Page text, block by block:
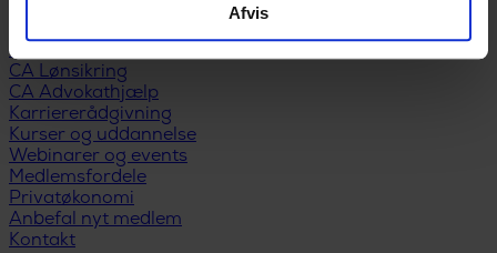
Afvis
Medlemstilbud
CA Lønsikring
CA Advokathjælp
Karriererådgivning
Kurser og uddannelse
Webinarer og events
Medlemsfordele
Privatøkonomi
Anbefal nyt medlem
Kontakt